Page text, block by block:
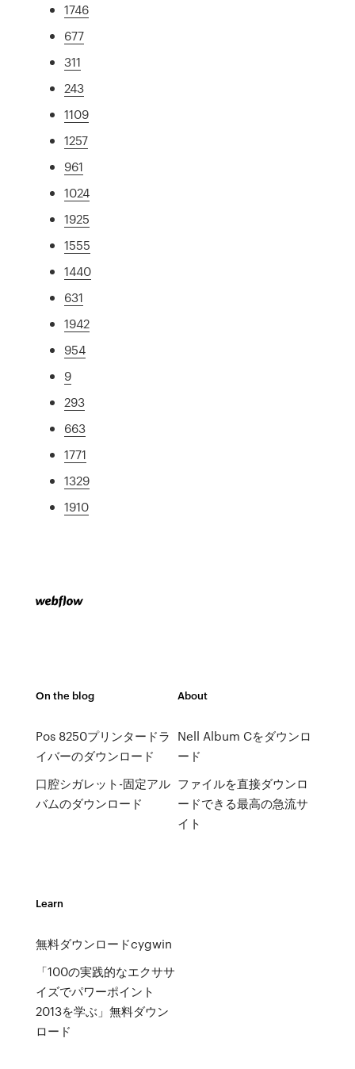
1746
677
311
243
1109
1257
961
1024
1925
1555
1440
631
1942
954
9
293
663
1771
1329
1910
On the blog
Pos 8250プリンタードラ
イバーのダウンロード
口腔シガレット-固定アル
バムのダウンロード
About
Nell Album Cをダウンロ
ード
ファイルを直接ダウンロ
ードできる最高の急流サ
イト
Learn
無料ダウンロードcygwin
「100の実践的なエクササ
イズでパワーポイント
2013を学ぶ」無料ダウン
ロード